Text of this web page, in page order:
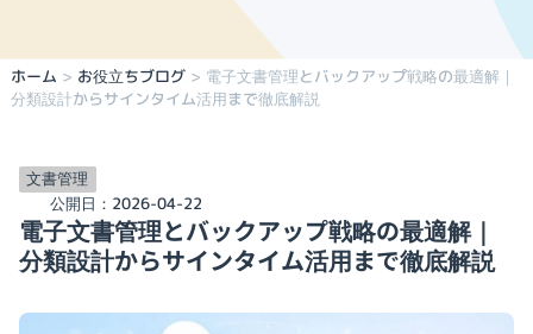
ホーム > お役立ちブログ> 電子文書管理とバックアップ戦略の最適解｜
分類設計からサインタイム活用まで徹底解説
文書管理
公開日： 2026-04-22
電子文書管理とバックアップ戦略の最適解｜
分類設計からサインタイム活用まで徹底解説